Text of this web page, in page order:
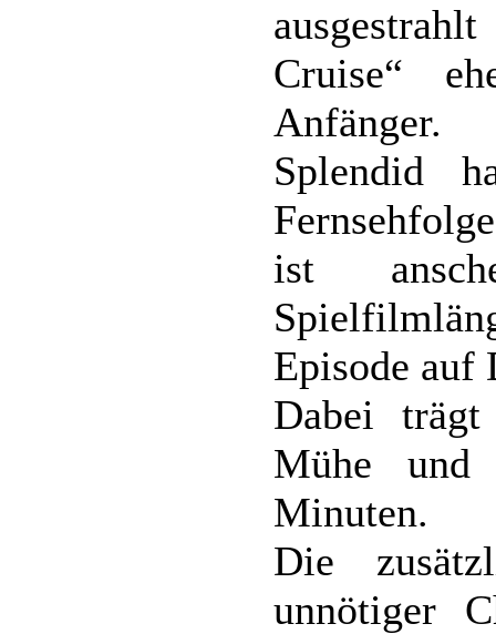
Cruise“
Anfänger.
Splendid
ist
Episode
Dabei
Mühe
Minuten.
Die
unnötiger